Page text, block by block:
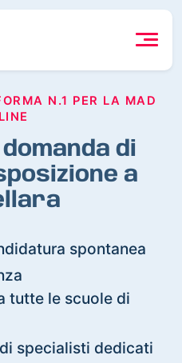
N.1 PER LA MAD
di
a
spontanea
tutte le scuole di
specialisti dedicati